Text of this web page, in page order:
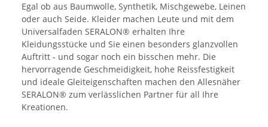
Egal ob aus Baumwolle, Synthetik, Mischgewebe, Leinen
oder auch Seide. Kleider machen Leute und mit dem
Universalfaden SERALON® erhalten Ihre
Kleidungsstücke und Sie einen besonders glanzvollen
Auftritt - und sogar noch ein bisschen mehr. Die
hervorragende Geschmeidigkeit, hohe Reissfestigkeit
und ideale Gleiteigenschaften machen den Allesnäher
SERALON® zum verlässlichen Partner für all Ihre
Kreationen.